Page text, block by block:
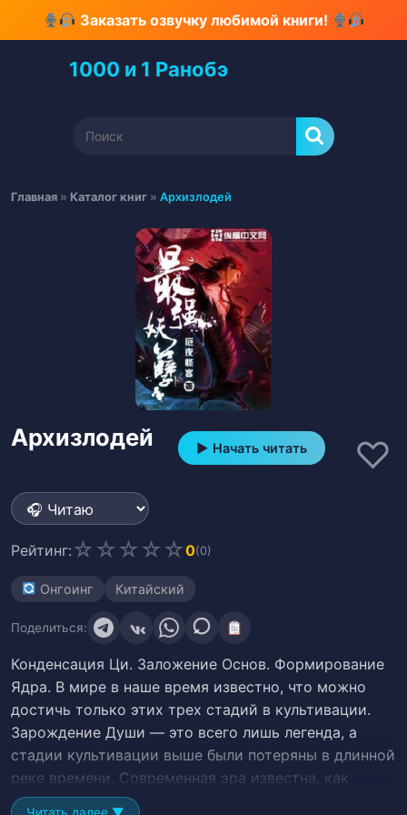
Перейти
Заказать озвучку любимой книги!
1000 и 1 Ранобэ
Найти:
Главная » Каталог книг » Архизлодей
Архизлодей ▶ Начать читать ♡
Рейтинг: ☆ ☆ ☆ ☆ ☆0(0)
Онгоинг Китайский
Поделиться:
Конденсация Ци. Заложение Основ. Формирование
Ядра. В мире в наше время известно, что можно
достичь только этих трех стадий в культивации.
Зарождение Души — это всего лишь легенда, а
стадии культивации выше были потеряны в длинной
реке времени. Современная эра известна, как
Цивилизация Культивации, баланс власти и